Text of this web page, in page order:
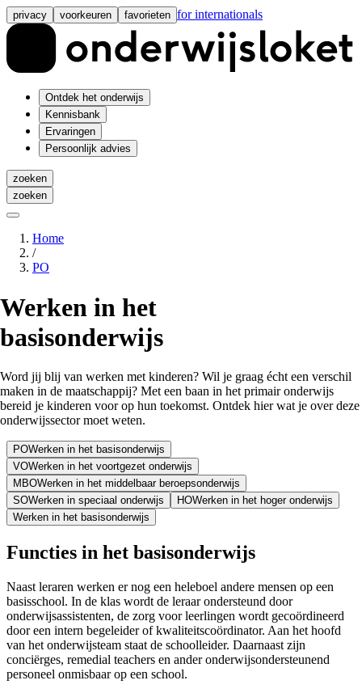
privacy voorkeuren favorieten for internationals
Ontdek het onderwijs
Kennisbank
Ervaringen
Persoonlijk advies
zoeken
zoeken
Home
/
PO
Werken in het
basisonderwijs
Word jij blij van werken met kinderen? Wil je graag écht een verschil
maken in de maatschappij? Met een baan in het primair onderwijs
bereid je kinderen voor op hun toekomst. Ontdek hier wat je over deze
onderwijssector moet weten.
POWerken in het basisonderwijs
VOWerken in het voortgezet onderwijs
MBOWerken in het middelbaar beroepsonderwijs
SOWerken in speciaal onderwijs HOWerken in het hoger onderwijs
Werken in het basisonderwijs
Functies in het basisonderwijs
Naast leraren werken er nog een heleboel andere mensen op een
basisschool. In de klas wordt de leraar ondersteund door
onderwijsassistenten, de zorg voor leerlingen wordt gecoördineerd
door een intern begeleider of kwaliteitscoördinator. Aan het hoofd
van het onderwijsteam staat de schoolleider. Daarnaast zijn
conciërges, remedial teachers en ander onderwijsondersteunend
personeel onmisbaar op een school.